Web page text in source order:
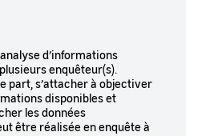
d’informations
enquêteur(s).
part, s’attacher à objectiver
disponibles et
les données
être réalisée en enquête à